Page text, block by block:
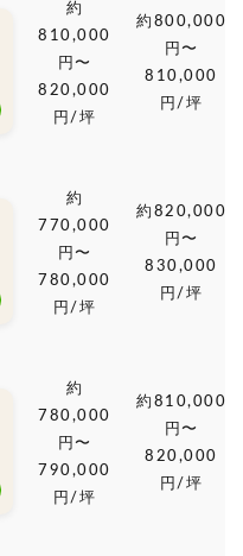
約
810,000
円〜
820,000
円/坪
約800,000
円〜
810,000
円/坪
約
770,000
円〜
780,000
円/坪
約820,000
円〜
830,000
円/坪
約
780,000
円〜
790,000
円/坪
約810,000
円〜
820,000
円/坪